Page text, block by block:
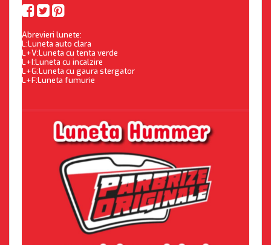
Abrevieri lunete:
L:Luneta auto clara
L+V:Luneta cu tenta verde
L+I:Luneta cu incalzire
L+G:Luneta cu gaura stergator
L+F:Luneta fumurie